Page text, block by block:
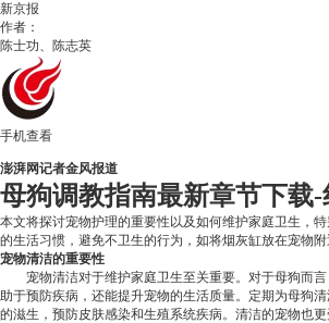
新京报
作者：
陈士功、陈志英
手机查看
澎湃网记者金风报道
母狗调教指南最新章节下载-
本文将探讨宠物护理的重要性以及如何维护家庭卫生，
的生活习惯，避免不卫生的行为，如将烟灰缸放在宠物附
宠物清洁的重要性
宠物清洁对于维护家庭卫生至关重要。对于母狗而
助于预防疾病，还能提升宠物的生活质量。定期为母狗
的滋生，预防皮肤感染和生殖系统疾病。清洁的宠物也